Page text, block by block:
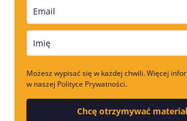
Możesz wypisać się w każdej chwili. Więcej
w naszej Polityce Prywatności.
Chcę otrzymywać